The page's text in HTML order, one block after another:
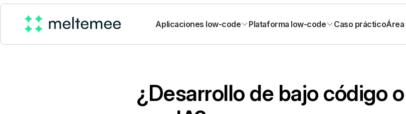
Aplicaciones low-code Plataforma low-code Caso práctico
¿Desarrollo de bajo código